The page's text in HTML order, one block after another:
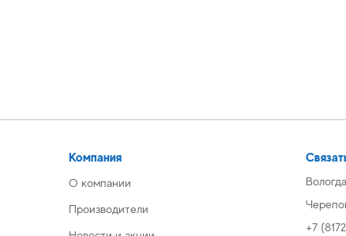
Компания
О компании
Производители
+7